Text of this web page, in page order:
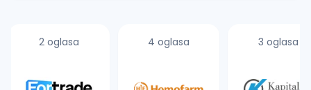
2 oglasa 4 oglasa 3 oglasa